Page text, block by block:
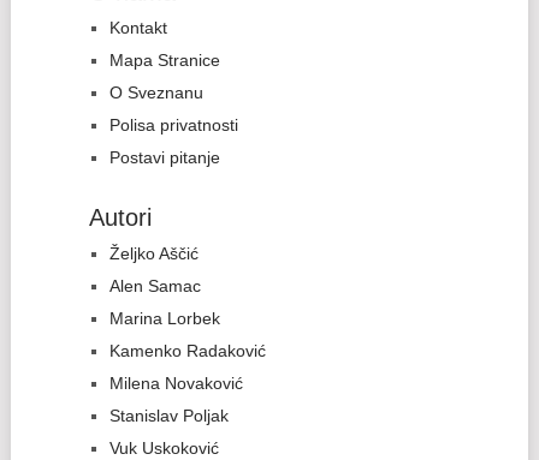
Kontakt
Mapa Stranice
O Sveznanu
Polisa privatnosti
Postavi pitanje
Autori
Željko Aščić
Alen Samac
Marina Lorbek
Kamenko Radaković
Milena Novaković
Stanislav Poljak
Vuk Uskoković